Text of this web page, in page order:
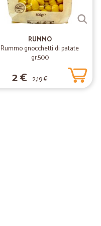
RUMMO
Rummo gnocchetti di patate
gr.500
2 € 2,19 €